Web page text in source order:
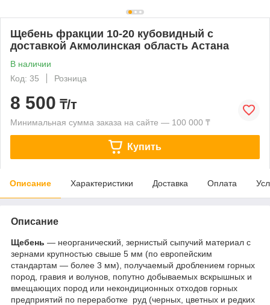
Щебень фракции 10-20 кубовидный с
доставкой Акмолинская область Астана
В наличии
Код: 35
Розница
8 500 ₸/т
Минимальная сумма заказа на сайте — 100 000 ₸
Купить
Описание Характеристики Доставка Оплата
Описание
Щебень ― неорганический, зернистый сыпучий материал с
зернами крупностью свыше 5 мм (по европейским
стандартам ― более 3 мм), получаемый дроблением горных
пород, гравия и волунов, попутно добываемых вскрышных и
вмещающих пород или некондиционных отходов горных
предприятий по переработке руд (черных, цветных и редких